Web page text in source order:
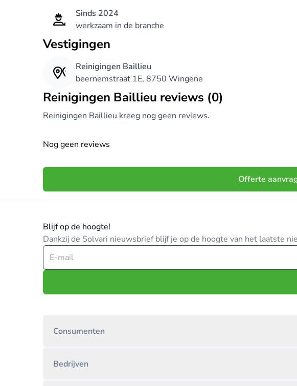
Sinds 2024
werkzaam in de branche
Vestigingen
Reinigingen Baillieu
beernemstraat 1E, 8750 Wingene
Reinigingen Baillieu reviews (0)
Reinigingen Baillieu kreeg nog geen reviews.
Nog geen reviews
Offerte
Blijf op de hoogte!
Dankzij de Solvari nieuwsbrief blijf je op de hoogte van het laatste
Consumenten
Bedrijven